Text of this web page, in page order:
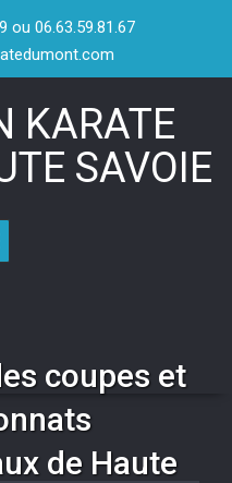
ou 06.63.59.81.67
KARATE
SAVOIE
navigation
coupes et
de Haute